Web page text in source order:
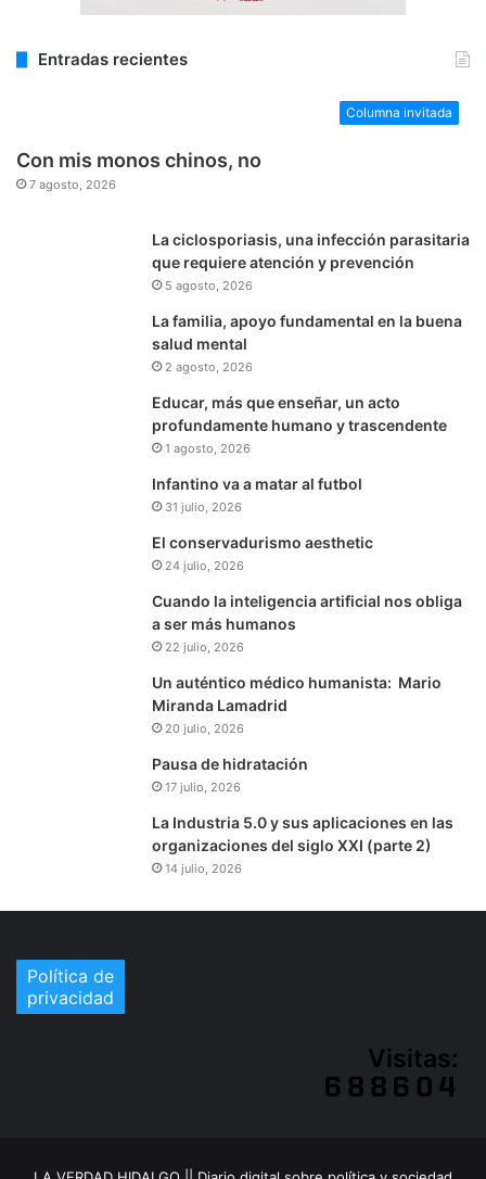
Entradas recientes
Columna invitada
Con mis monos chinos, no
7 agosto, 2026
La ciclosporiasis, una infección parasitaria
que requiere atención y prevención
5 agosto, 2026
La familia, apoyo fundamental en la buena
salud mental
2 agosto, 2026
Educar, más que enseñar, un acto
profundamente humano y trascendente
1 agosto, 2026
Infantino va a matar al futbol
31 julio, 2026
El conservadurismo aesthetic
24 julio, 2026
Cuando la inteligencia artificial nos obliga
a ser más humanos
22 julio, 2026
Un auténtico médico humanista: Mario
Miranda Lamadrid
20 julio, 2026
Pausa de hidratación
17 julio, 2026
La Industria 5.0 y sus aplicaciones en las
organizaciones del siglo XXI (parte 2)
14 julio, 2026
Política de
privacidad
Visitas: